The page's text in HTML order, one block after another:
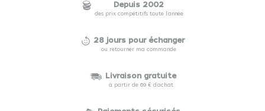
Depuis 2002
des prix compétitifs toute l'année
28 jours pour échanger
ou retourner ma commande
Livraison gratuite
à partir de 69 € d'achat